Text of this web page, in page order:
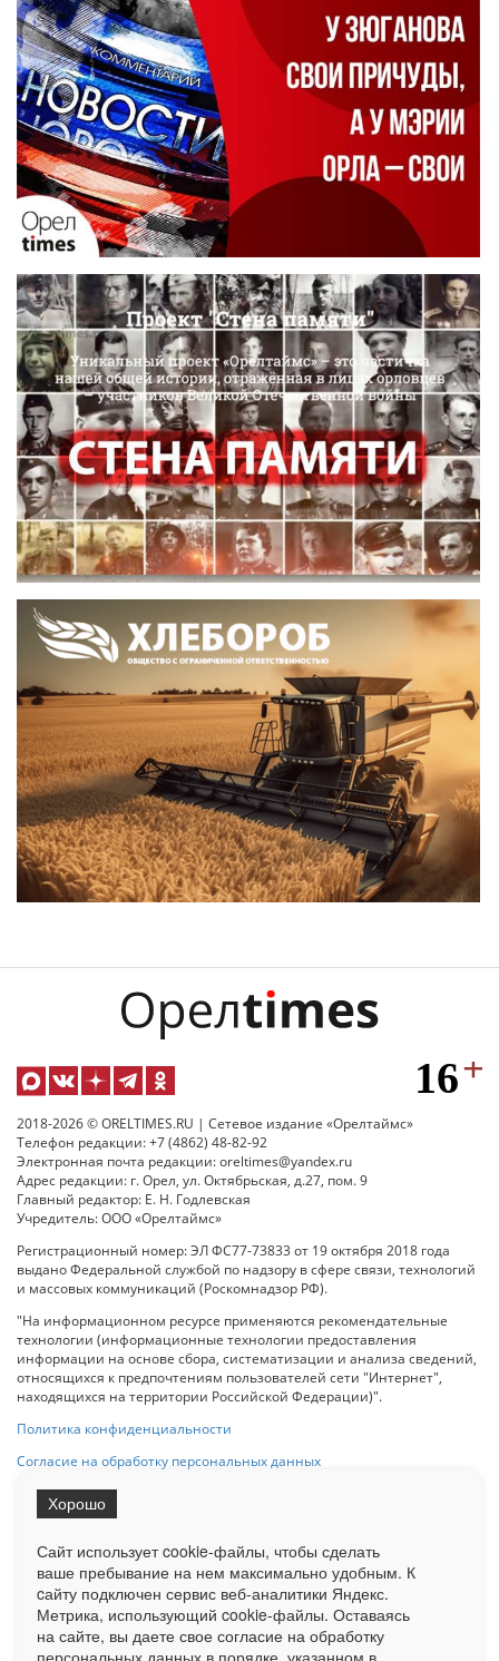
2018-2026 © ORELTIMES.RU | Сетевое издание «Орелтаймс»
Телефон редакции: +7 (4862) 48-82-92
Электронная почта редакции: oreltimes@yandex.ru
Адрес редакции: г. Орел, ул. Октябрьская, д.27, пом. 9
Главный редактор: Е. Н. Годлевская
Учредитель: ООО «Орелтаймс»
Регистрационный номер: ЭЛ ФС77-73833 от 19 октября 2018 года
выдано Федеральной службой по надзору в сфере связи, технологий
и массовых коммуникаций (Роскомнадзор РФ).
"На информационном ресурсе применяются рекомендательные
технологии (информационные технологии предоставления
информации на основе сбора, систематизации и анализа сведений,
относящихся к предпочтениям пользователей сети "Интернет",
находящихся на территории Российской Федерации)".
Политика конфиденциальности
Согласие на обработку персональных данных
на Сетевое издание «ОрелТаймс» обязательна.
Ограниченная статистика посещаемости доступна на сайте
Liveinternet.ru . Подробная статистика для рекламодателей по запросу
у менеджера.
Сайт использует cookie-файлы, чтобы сделать
ваше пребывание на нем максимально удобным. К
cайту подключен сервис веб-аналитики Яндекс.
Метрика, использующий cookie-файлы. Оставаясь
на сайте, вы даете свое согласие на обработку
персональных данных в порядке, указанном в
Хорошо